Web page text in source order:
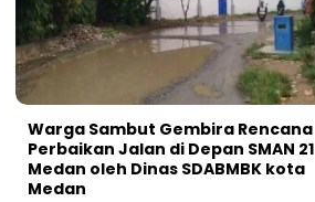
Warga Sambut Gembira Rencana
Perbaikan Jalan di Depan SMAN 21
Medan oleh Dinas SDABMBK kota
Medan